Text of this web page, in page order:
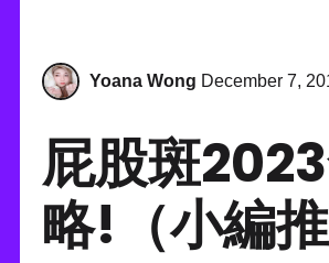
Yoana Wong December 7,
屁股斑
略!（小編推